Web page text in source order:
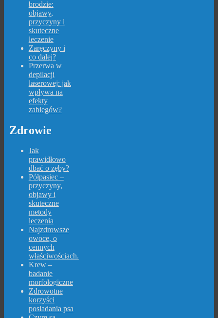
brodzie:
objawy,
przyczyny i
skuteczne
leczenie
Zaręczyny i
co dalej?
Przerwa w
depilacji
laserowej: jak
wpływa na
efekty
zabiegów?
Zdrowie
Jak
prawidłowo
dbać o zęby?
Półpasiec –
przyczyny,
objawy i
skuteczne
metody
leczenia
Najzdrowsze
owoce, o
cennych
właściwościach.
Krew –
badanie
morfologiczne
Zdrowotne
korzyści
posiadania psa